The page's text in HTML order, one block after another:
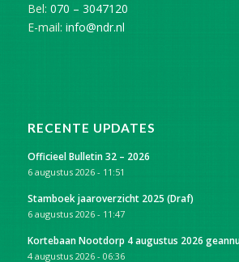
Bel: 070 – 3047120
E-mail: info@ndr.nl
RECENTE UPDATES
Officieel Bulletin 32 – 2026
6 augustus 2026 - 11:51
Stamboek jaaroverzicht 2025 (Draf)
6 augustus 2026 - 11:47
Kortebaan Nootdorp 4 augustus 2026
4 augustus 2026 - 06:36